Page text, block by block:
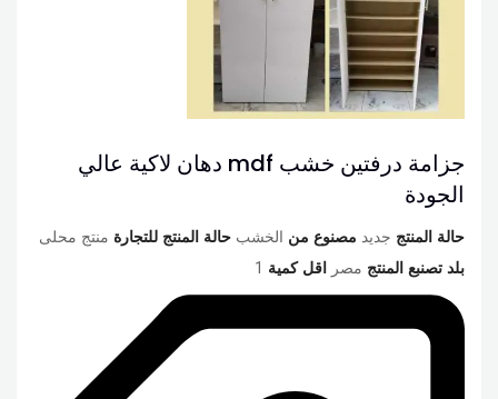
جزامة درفتين خشب mdf دهان لاكية عالي
الجودة
حالة المنتج جديد مصنوع من الخشب حالة المنتج للتجارة منتج محلى
بلد تصنبع المنتج مصر اقل كمية 1